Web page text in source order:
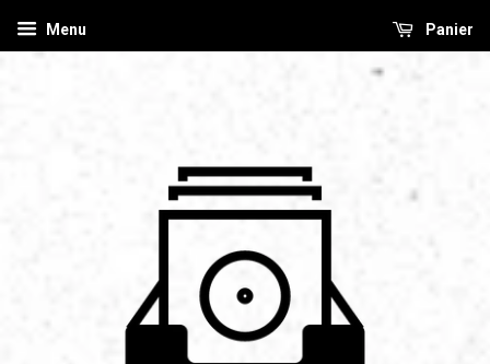
Menu Panier